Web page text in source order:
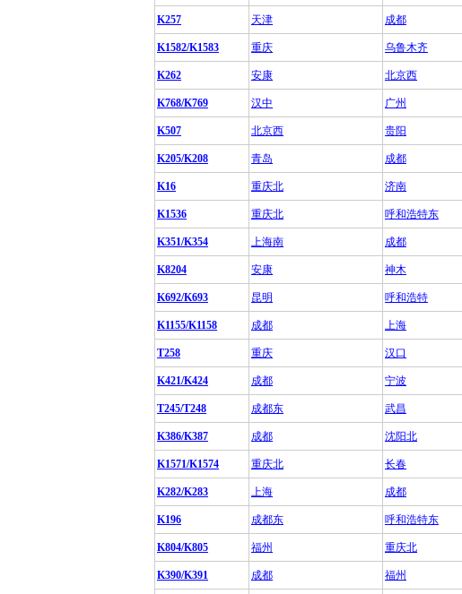
K257 天津 成都
K1582/K1583 重庆 乌鲁木齐
K262 安康 北京西
K768/K769 汉中 广州
K507 北京西 贵阳
K205/K208 青岛 成都
K16 重庆北 济南
K1536 重庆北 呼和浩特东
K351/K354 上海南 成都
K8204 安康 神木
K692/K693 昆明 呼和浩特
K1155/K1158 成都 上海
T258 重庆 汉口
K421/K424 成都 宁波
T245/T248 成都东 武昌
K386/K387 成都 沈阳北
K1571/K1574 重庆北 长春
K282/K283 上海 成都
K196 成都东 呼和浩特东
K804/K805 福州 重庆北
K390/K391 成都 福州